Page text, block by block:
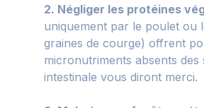
2. Négliger les protéines
uniquement par le poulet ou
graines de courge) offrent
micronutriments absents
intestinale vous diront merci.